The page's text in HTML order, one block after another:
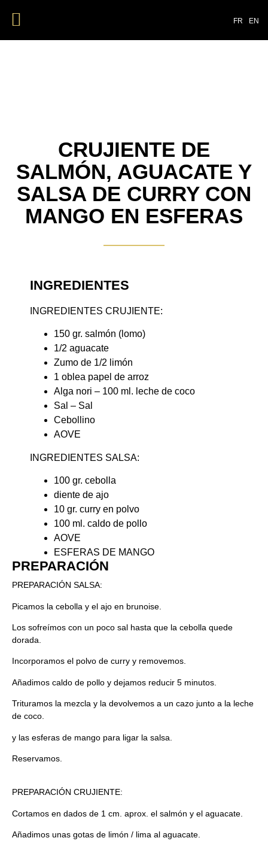
FR EN
CRUJIENTE DE
SALMÓN, AGUACATE Y
SALSA DE CURRY CON
MANGO EN ESFERAS
INGREDIENTES
INGREDIENTES CRUJIENTE:
150 gr. salmón (lomo)
1/2 aguacate
Zumo de 1/2 limón
1 oblea papel de arroz
Alga nori – 100 ml. leche de coco
Sal – Sal
Cebollino
AOVE
INGREDIENTES SALSA:
100 gr. cebolla
diente de ajo
10 gr. curry en polvo
100 ml. caldo de pollo
AOVE
ESFERAS DE MANGO
PREPARACIÓN​
PREPARACIÓN SALSA:
Picamos la cebolla y el ajo en brunoise.
Los sofreímos con un poco sal hasta que la cebolla quede
dorada.
Incorporamos el polvo de curry y removemos.
Añadimos caldo de pollo y dejamos reducir 5 minutos.
Trituramos la mezcla y la devolvemos a un cazo junto a la leche
de coco.
y las esferas de mango para ligar la salsa.
Reservamos.
PREPARACIÓN CRUJIENTE:
Cortamos en dados de 1 cm. aprox. el salmón y el aguacate.
Añadimos unas gotas de limón / lima al aguacate.